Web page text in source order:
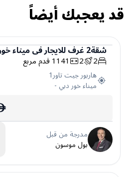
قد يعجبك أيضاً
شقة
شقة2غرفللايجارفيميناء
2
2
1141قدم مربع
هاربور جيت تاور1
ميناء خور دبي -
مدرجة من قبل
بول موسون